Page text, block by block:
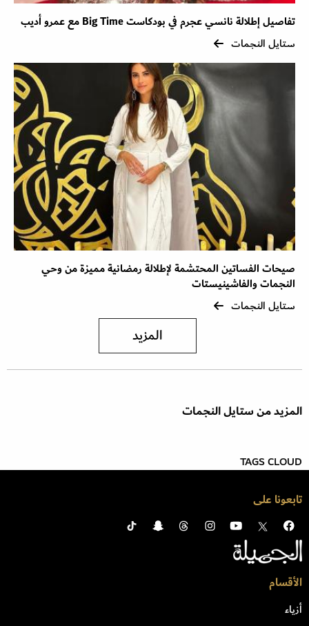
تفاصيل إطلالة نانسي عجرم في بودكاست Big Time مع عمرو أديب
ستايل النجمات
صيحات الفساتين المحتشمة لإطلالة رمضانية مميزة من وحي
النجمات والفاشينيستات
ستايل النجمات
المزيد
المزيد من ستايل النجمات
TAGS CLOUD
تابعونا على
الأقسام
أزياء